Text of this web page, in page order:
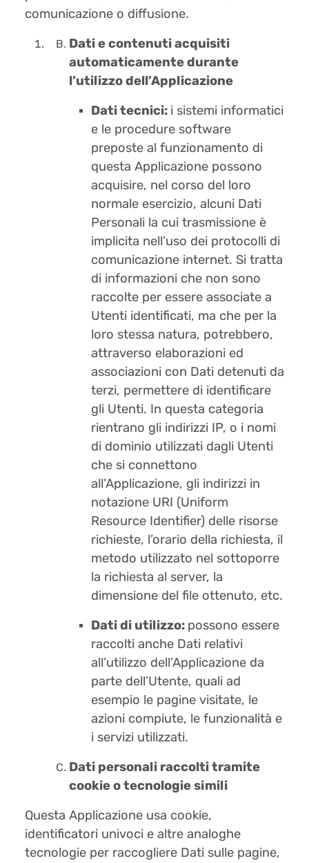
comunicazione o diffusione.
Dati e contenuti acquisiti
automaticamente durante
l’utilizzo dell’Applicazione
Dati tecnici: i sistemi informatici
e le procedure software
preposte al funzionamento di
questa Applicazione possono
acquisire, nel corso del loro
normale esercizio, alcuni Dati
Personali la cui trasmissione è
implicita nell’uso dei protocolli di
comunicazione internet. Si tratta
di informazioni che non sono
raccolte per essere associate a
Utenti identificati, ma che per la
loro stessa natura, potrebbero,
attraverso elaborazioni ed
associazioni con Dati detenuti da
terzi, permettere di identificare
gli Utenti. In questa categoria
rientrano gli indirizzi IP, o i nomi
di dominio utilizzati dagli Utenti
che si connettono
all’Applicazione, gli indirizzi in
notazione URI (Uniform
Resource Identifier) delle risorse
richieste, l’orario della richiesta, il
metodo utilizzato nel sottoporre
la richiesta al server, la
dimensione del file ottenuto, etc.
Dati di utilizzo: possono essere
raccolti anche Dati relativi
all’utilizzo dell’Applicazione da
parte dell’Utente, quali ad
esempio le pagine visitate, le
azioni compiute, le funzionalità e
i servizi utilizzati.
Dati personali raccolti tramite
cookie o tecnologie simili
Questa Applicazione usa cookie,
identificatori univoci e altre analoghe
tecnologie per raccogliere Dati sulle pagine,